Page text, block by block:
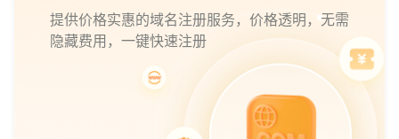
提供价格实惠的域名注册服务，价格透明，无需
隐藏费用，一键快速注册